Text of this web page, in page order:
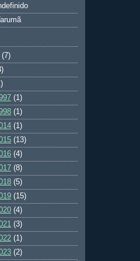
(7)
(1)
(1)
(1)
(13)
(4)
(8)
(5)
(15)
(4)
(3)
(1)
(2)